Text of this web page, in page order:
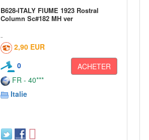
B628-ITALY FIUME 1923 Rostral
Column Sc#182 MH ver
2,90 EUR
0
ACHETER
FR - 40***
Italie